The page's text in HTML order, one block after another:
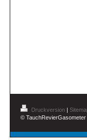
Druckversion |
© TauchRevierGasometer